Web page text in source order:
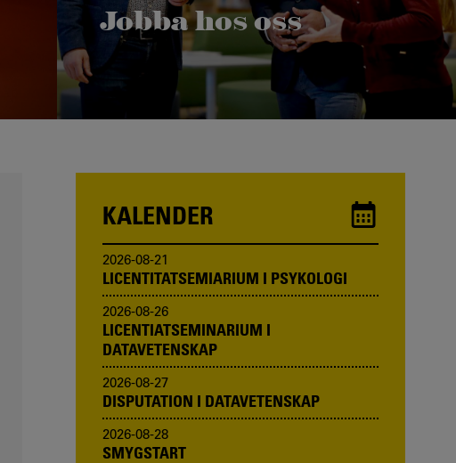
Jobba hos oss
Karlstads universitet växer och vi vill bli ännu fler!
Vill du bli en av oss?
KALENDER
2026-08-21
LICENTITATSEMIARIUM I PSYKOLOGI
2026-08-26
LICENTIATSEMINARIUM I
DATAVETENSKAP
2026-08-27
DISPUTATION I DATAVETENSKAP
2026-08-28
SMYGSTART